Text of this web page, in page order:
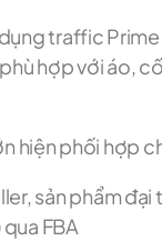
traffic
hợp với áo,
hiện phối hợp
sản phẩm đại
FBA